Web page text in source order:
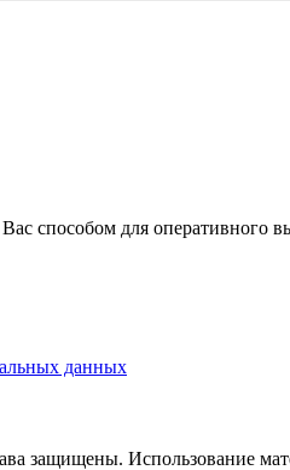
способом для оперативного
данных
защищены. Использование